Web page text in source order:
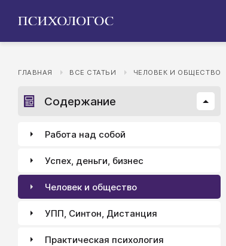
ГЛАВНАЯ ВСЕ СТАТЬИ ЧЕЛОВЕК И ОБЩЕСТВО
Содержание
Работа над собой
Успех, деньги, бизнес
Человек и общество
УПП, Синтон, Дистанция
Практическая психология